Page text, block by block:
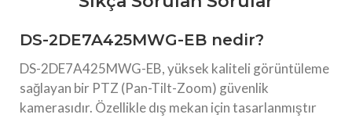
DS-2DE7A425MWG-EB nedir?
DS-2DE7A425MWG-EB, yüksek kaliteli görüntüleme
sağlayan bir PTZ (Pan-Tilt-Zoom) güvenlik
kamerasıdır. Özellikle dış mekan için tasarlanmıştır